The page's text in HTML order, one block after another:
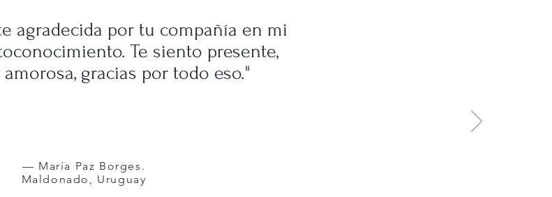
agradecida por tu compañía en mi
Te siento presente,
gracias por todo eso."
— María Paz Borges.
Maldonado, Uruguay